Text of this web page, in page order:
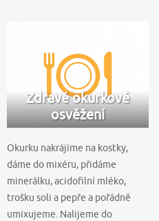
Zdravé okurkové
osvěžení
Okurku nakrájíme na kostky,
dáme do mixéru, přidáme
minerálku, acidofilní mléko,
trošku soli a pepře a pořádně
umixujeme. Nalijeme do